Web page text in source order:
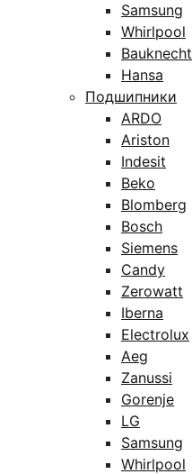
Samsung
Whirlpool
Bauknecht
Hansa
Подшипники
ARDO
Ariston
Indesit
Beko
Blomberg
Bosch
Siemens
Candy
Zerowatt
Iberna
Electrolux
Aeg
Zanussi
Gorenje
LG
Samsung
Whirlpool